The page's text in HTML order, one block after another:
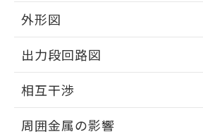
外形図
外形図
出力段回路図
出力段回路図
相互干渉
周囲金属の影響
※当社の共同利用者とは
の共同利用に関して"
用者の範囲」に記載され
とができます。
EU RoHS指令（10物質）の非
51物質の非含有証明書（当社基
※本証明書は発行日時点で非含
ものではありません。
また、RoHS指令のフタル酸
物質の対応では、対応完了まで